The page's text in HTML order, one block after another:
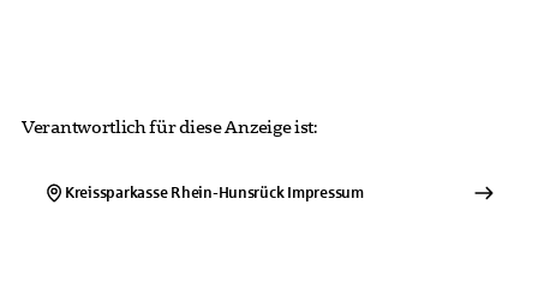
Verantwortlich für diese Anzeige ist:
Kreissparkasse Rhein-HunsrückImpressum